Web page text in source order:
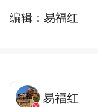
编辑：易福红
易福红